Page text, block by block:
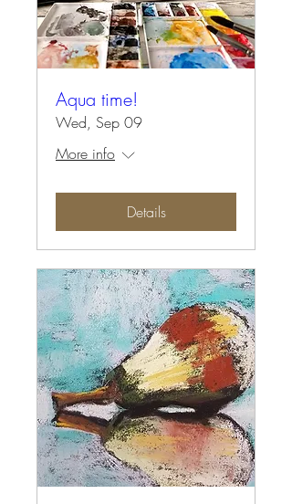
Aqua time!
Wed, Sep 09
More info
Details